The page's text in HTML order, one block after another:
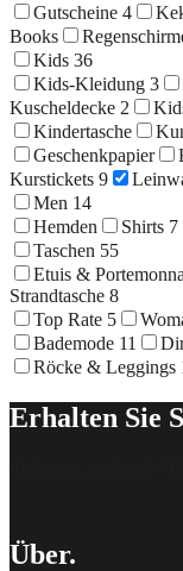
Gutscheine 4
Books
Kids 36
Kids-Kleidung 3
Kuscheldecke 2
Kindertasche
Geschenkpapier
Kurstickets 9
Men 14
Hemden
Shirts 7
Taschen 55
Etuis &
Strandtasche 8
Top Rate 5
Bademode 11
Röcke & Leggings
Erhalten Sie
Über.